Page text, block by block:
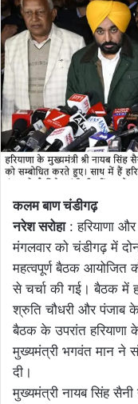
कलम बाण चंडीगढ़
नरेश सरोहा: हरियाणा
मंगलवार को चंडीगढ़ में
महत्वपूर्ण बैठक आयोजित
से चर्चा की गई। बैठक में
श्रुति चौधरी और पंजाब के
बैठक के उपरांत हरियाणा
मुख्यमंत्री भगवंत मान ने
दी।
मुख्यमंत्री नायब सिंह